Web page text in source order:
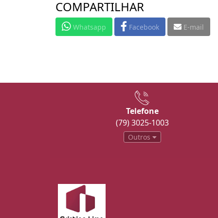
COMPARTILHAR
Whatsapp Facebook E-mail
Telefone
(79) 3025-1003
Outros